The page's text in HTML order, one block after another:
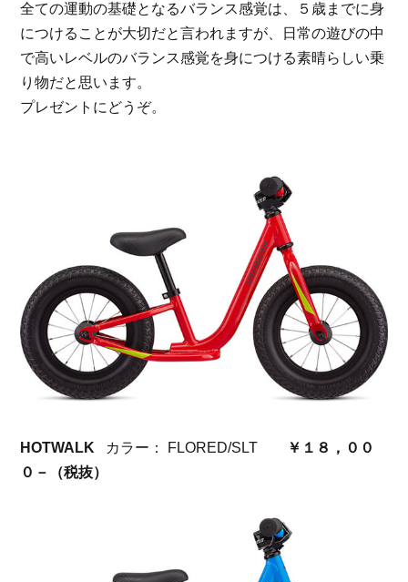
全ての運動の基礎となるバランス感覚は、５歳までに身
につけることが大切だと言われますが、日常の遊びの中
で高いレベルのバランス感覚を身につける素晴らしい乗
り物だと思います。
プレゼントにどうぞ。
HOTWALK カラー： FLORED/SLT
￥１８，００
０－（税抜）